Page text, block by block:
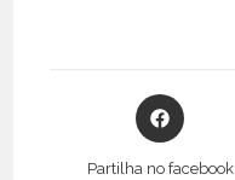
Opens
in
Partilha no facebook